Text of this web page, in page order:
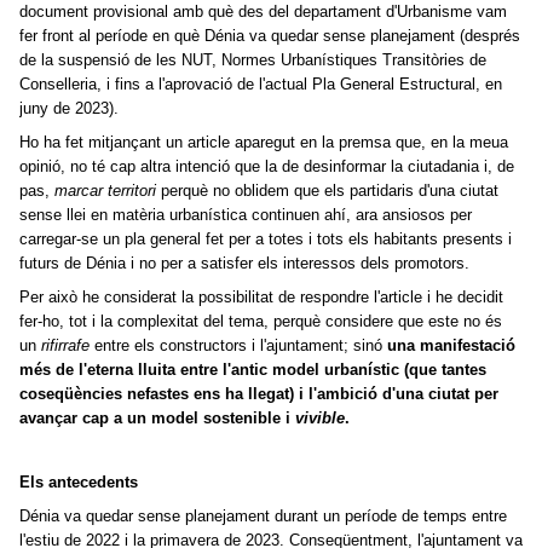
document provisional amb què des del departament d'Urbanisme vam
fer front al període en què Dénia va quedar sense planejament (després
de la suspensió de les NUT, Normes Urbanístiques Transitòries de
Conselleria, i fins a l'aprovació de l'actual Pla General Estructural, en
juny de 2023).
Ho ha fet mitjançant un article aparegut en la premsa que, en la meua
opinió, no té cap altra intenció que la de desinformar la ciutadania i, de
pas, marcar territori perquè no oblidem que els partidaris d'una ciutat
sense llei en matèria urbanística continuen ahí, ara ansiosos per
carregar-se un pla general fet per a totes i tots els habitants presents i
futurs de Dénia i no per a satisfer els interessos dels promotors.
Per això he considerat la possibilitat de respondre l'article i he decidit
fer-ho, tot i la complexitat del tema, perquè considere que este no és
un rifirrafe entre els constructors i l'ajuntament; sinó una manifestació
més de l'eterna lluita entre l'antic model urbanístic (que tantes
coseqüències nefastes ens ha llegat) i l'ambició d'una ciutat per
avançar cap a un model sostenible i vivible.
Els antecedents
Dénia va quedar sense planejament durant un període de temps entre
l'estiu de 2022 i la primavera de 2023. Conseqüentment, l'ajuntament va